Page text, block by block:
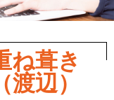
ね葺き
辺）